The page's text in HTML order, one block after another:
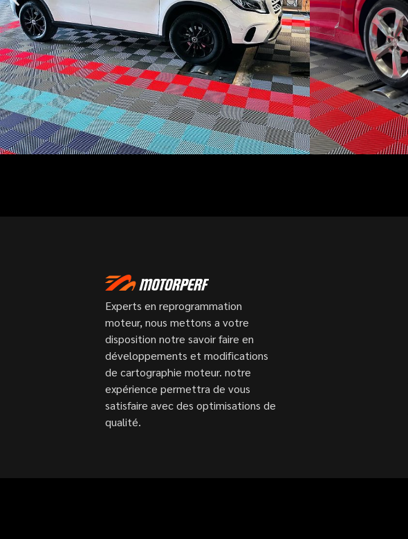
Experts en reprogrammation
moteur, nous mettons a votre
disposition notre savoir faire en
développements et modifications
de cartographie moteur. notre
expérience permettra de vous
satisfaire avec des optimisations de
qualité.